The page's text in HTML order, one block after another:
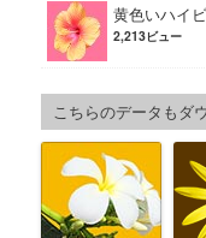
黄色いハイ
2,213ビュー
こちらのデータもダ